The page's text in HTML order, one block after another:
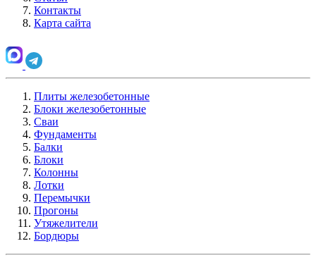
Контакты
Карта сайта
Плиты железобетонные
Блоки железобетонные
Сваи
Фундаменты
Балки
Блоки
Колонны
Лотки
Перемычки
Прогоны
Утяжелители
Бордюры